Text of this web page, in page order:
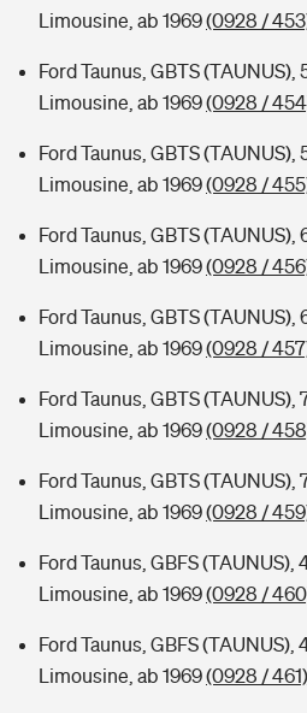
Limousine, ab 1969(0928 /
Ford Taunus, GBTS (TAUNUS),
Limousine, ab 1969(0928 /
Ford Taunus, GBTS (TAUNUS),
Limousine, ab 1969(0928 /
Ford Taunus, GBTS (TAUNUS),
Limousine, ab 1969(0928 /
Ford Taunus, GBTS (TAUNUS),
Limousine, ab 1969(0928 /
Ford Taunus, GBTS (TAUNUS),
Limousine, ab 1969(0928 /
Ford Taunus, GBTS (TAUNUS),
Limousine, ab 1969(0928 /
Ford Taunus, GBFS (TAUNUS),
Limousine, ab 1969(0928 /
Ford Taunus, GBFS (TAUNUS),
Limousine, ab 1969(0928 / 461)